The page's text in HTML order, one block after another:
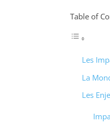
Table of
Les
La
Les